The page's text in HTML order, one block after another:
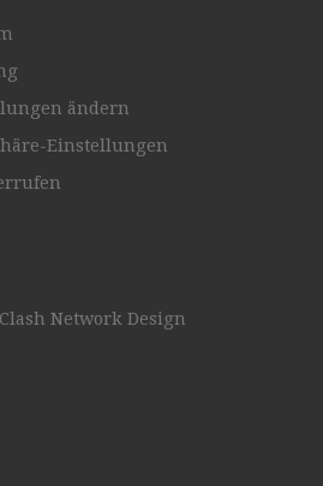
ändern
Einstellungen
Network Design